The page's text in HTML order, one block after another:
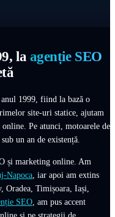
la agenție SEO
1999, fiind la bază o
site-uri statice, ajutam
Pe atunci, motoarele de
un an de existență.
și marketing online. Am
Napoca , iar apoi am extins
Oradea, Timișoara, Iași,
SEO , am pus accent